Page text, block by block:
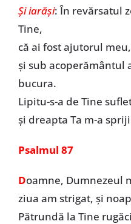
Și iarăși: În revărsatul
Tine,
că ai fost ajutorul meu,
și sub acoperământul
bucura.
Lipitu-s-a de Tine
și dreapta Ta m-a
Psalmul 87
Doamne, Dumnezeul
ziua am strigat, și
Pătrundă la Tine